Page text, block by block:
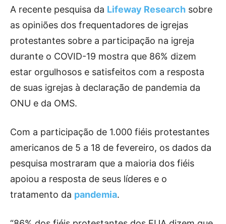
A recente pesquisa da Lifeway Research sobre
as opiniões dos frequentadores de igrejas
protestantes sobre a participação na igreja
durante o COVID-19 mostra que 86% dizem
estar orgulhosos e satisfeitos com a resposta
de suas igrejas à declaração de pandemia da
ONU e da OMS.
Com a participação de 1.000 fiéis protestantes
americanos de 5 a 18 de fevereiro, os dados da
pesquisa mostraram que a maioria dos fiéis
apoiou a resposta de seus líderes e o
tratamento da pandemia.